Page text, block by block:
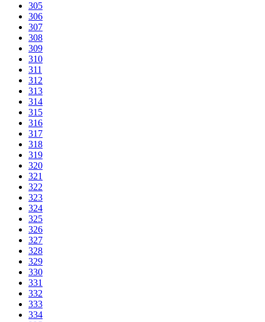
305
306
307
308
309
310
311
312
313
314
315
316
317
318
319
320
321
322
323
324
325
326
327
328
329
330
331
332
333
334